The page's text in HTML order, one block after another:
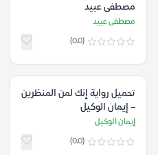
مصطفى عبيد
مصطفى عبيد
(0.0)
تحميل رواية إنك لمن المنظرين
– إيمان الوكيل
إيمان الوكيل
(0.0)